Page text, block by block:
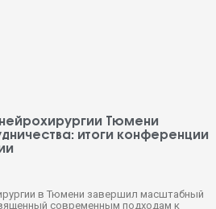
Тюмени
итоги конференции
в Тюмени завершил масштабный
современным подходам к